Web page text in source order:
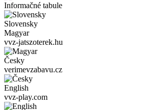
Informačné tabule
Slovensky
Magyar
vvz-jatszoterek.hu
Česky
verimevzabavu.cz
English
vvz-play.com